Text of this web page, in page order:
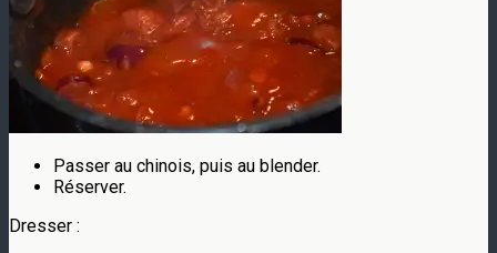
Passer au chinois, puis au blender.
Réserver.
Dresser :